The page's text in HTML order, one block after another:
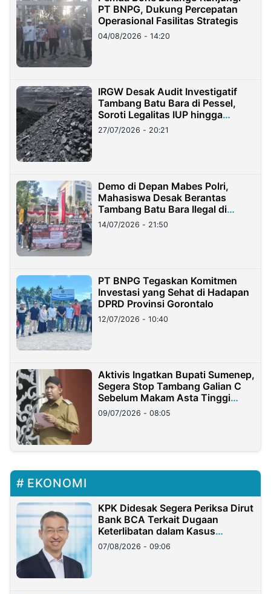
PT BNPG, Dukung Percepatan
Operasional Fasilitas Strategis
04/08/2026 - 14:20
IRGW Desak Audit Investigatif
Tambang Batu Bara di Pessel,
Soroti Legalitas IUP hingga
Stockpile
27/07/2026 - 20:21
Demo di Depan Mabes Polri,
Mahasiswa Desak Berantas
Tambang Batu Bara Ilegal di
Lampung
14/07/2026 - 21:50
PT BNPG Tegaskan Komitmen
Investasi yang Sehat di Hadapan
DPRD Provinsi Gorontalo
12/07/2026 - 10:40
Aktivis Ingatkan Bupati Sumenep,
Segera Stop Tambang Galian C
Sebelum Makam Asta Tinggi
Longsor
09/07/2026 - 08:05
EKONOMI
KPK Didesak Segera Periksa Dirut
Bank BCA Terkait Dugaan
Keterlibatan dalam Kasus
Hilangnya Dana Nasabah Rp2,58
Miliar
07/08/2026 - 09:06